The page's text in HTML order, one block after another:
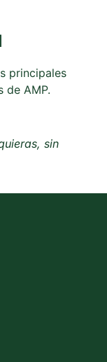
principales
de AMP.
sin